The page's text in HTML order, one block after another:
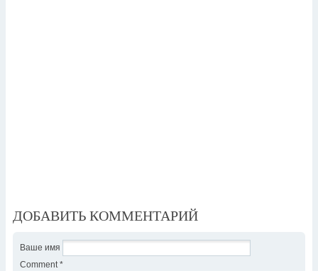
ДОБАВИТЬ КОММЕНТАРИЙ
Ваше имя
Comment *